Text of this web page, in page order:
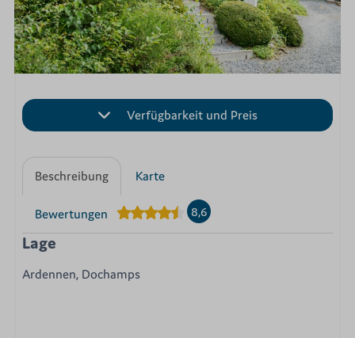
Verfügbarkeit und Preis
Beschreibung Karte
Bewertungen 8,6
Lage
Ardennen, Dochamps